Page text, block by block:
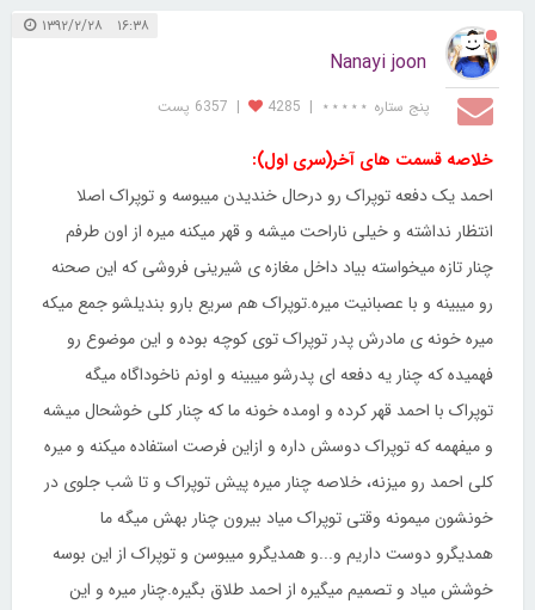
۱۶:۳۸ ۱۳۹۲/۲/۲۸
Nanayi joon
پنج ستاره ⋆⋆⋆⋆⋆ |
4285
| 6357 پست
خلاصه قسمت های آخر(سری اول):
احمد یک دفعه توپراک رو درحال خندیدن میبوسه و توپراک اصلا
انتظار نداشته و خیلی ناراحت میشه و قهر میکنه میره از اون طرفم
چنار تازه میخواسته بیاد داخل مغازه ی شیرینی فروشی که این صحنه
رو میبینه و با عصبانیت میره.توپراک هم سریع بارو بندیلشو جمع میکه
میره خونه ی مادرش پدر توپراک توی کوچه بوده و این موضوع رو
فهمیده که چنار یه دفعه ای پدرشو میبینه و اونم ناخوداگاه میگه
توپراک با احمد قهر کرده و اومده خونه ما که چنار کلی خوشحال میشه
و میفهمه که توپراک دوسش داره و ازاین فرصت استفاده میکنه و میره
کلی احمد رو میزنه، خلاصه چنار میره پیش توپراک و تا شب جلوی در
خونشون میمونه وقتی توپراک میاد بیرون چنار بهش میگه ما
همدیگرو دوست داریم و...و همدیگرو میبوسن و توپراک از این بوسه
خوشش میاد و تصمیم میگیره از احمد طلاق بگیره.چنار میره و این